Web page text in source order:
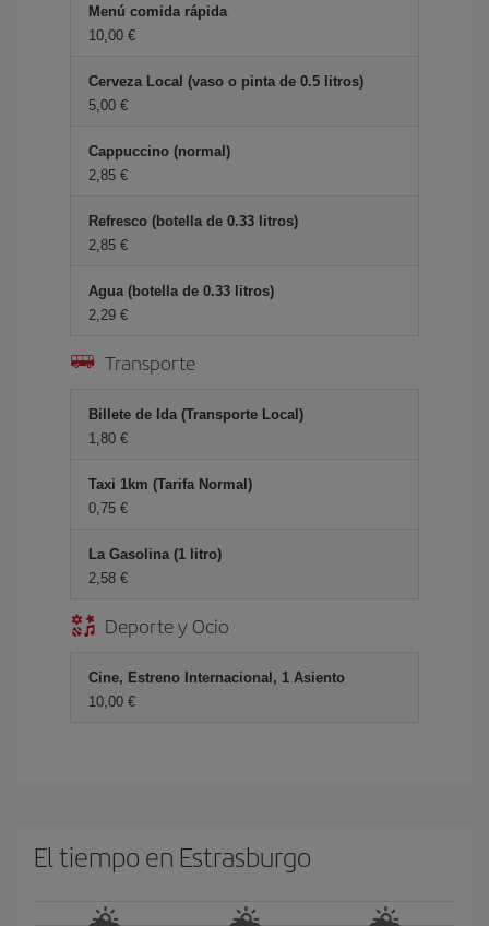
Menú comida rápida
10,00 €
Cerveza Local (vaso o pinta de 0.5 litros)
5,00 €
Cappuccino (normal)
2,85 €
Refresco (botella de 0.33 litros)
2,85 €
Agua (botella de 0.33 litros)
2,29 €
Transporte
Billete de Ida (Transporte Local)
1,80 €
Taxi 1km (Tarifa Normal)
0,75 €
La Gasolina (1 litro)
2,58 €
Deporte y Ocio
Cine, Estreno Internacional, 1 Asiento
10,00 €
El tiempo en Estrasburgo